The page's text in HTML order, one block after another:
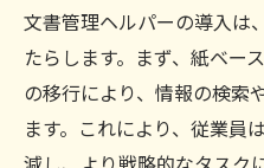
文書管理ヘルパーの導入は
たらします。まず、紙ベー
の移行により、情報の検索
ます。これにより、従業員